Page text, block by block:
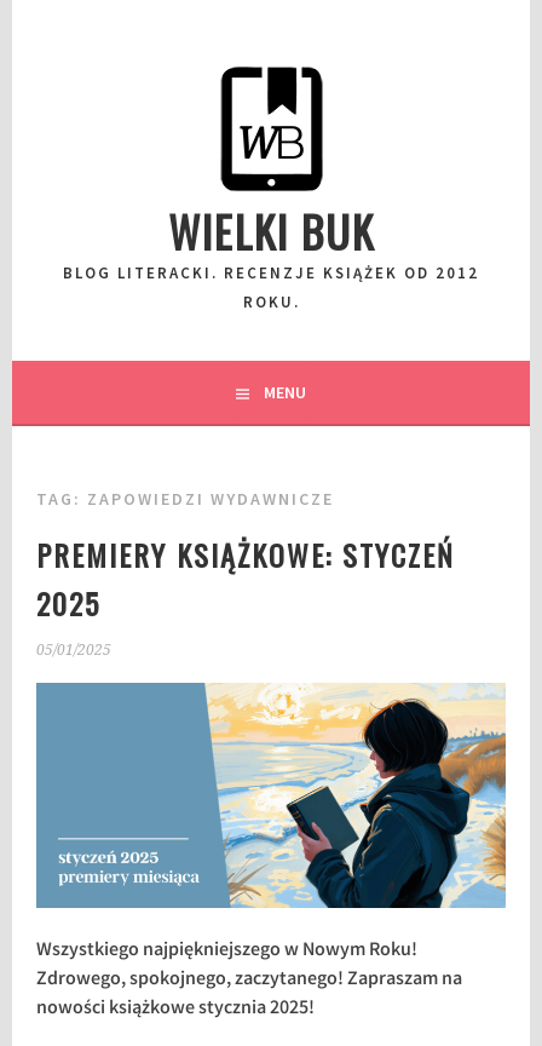
WIELKI BUK
BLOG LITERACKI. RECENZJE KSIĄŻEK OD 2012
ROKU.
MENU
TAG: ZAPOWIEDZI WYDAWNICZE
PREMIERY KSIĄŻKOWE: STYCZEŃ
2025
05/01/2025
Wszystkiego najpiękniejszego w Nowym Roku!
Zdrowego, spokojnego, zaczytanego! Zapraszam na
nowości książkowe stycznia 2025!